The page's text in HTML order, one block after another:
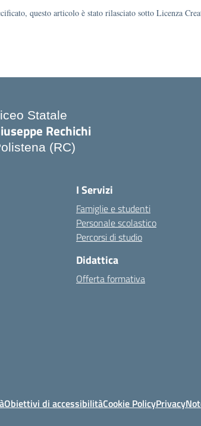
questo articolo è stato rilasciato sotto Licenza
Statale
Rechichi
(RC)
I Servizi
Famiglie e studenti
Personale scolastico
Percorsi di studio
Didattica
Offerta formativa
Obiettivi di accessibilitàCookie PolicyPrivacy